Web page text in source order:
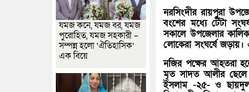
নরসিংদীর রায়পুরা
বংশের মধ্যে টেঁটা
সকালে উপজেলার
লোকেরা সংঘর্ষে
নজির পক্ষের আহতরা
মৃত সাদত আলীর
ইসলাম -২৫- ও
যমজ কনে, যমজ বর, যমজ
পুরোহিত, যমজ সহকারী –
সম্পন্ন হলো ‘ঐতিহাসিক’
এক বিয়ে